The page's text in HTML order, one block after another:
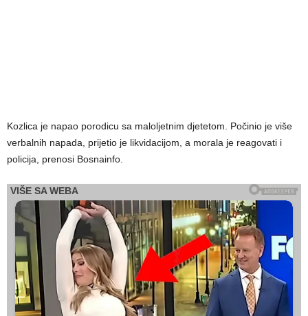
Kozlica je napao porodicu sa maloljetnim djetetom. Počinio je više
verbalnih napada, prijetio je likvidacijom, a morala je reagovati i
policija, prenosi Bosnainfo.